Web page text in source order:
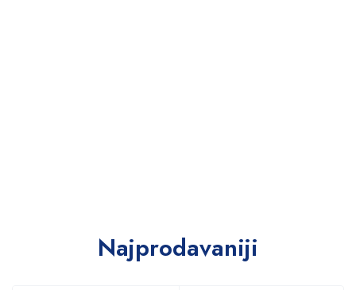
Najprodavaniji